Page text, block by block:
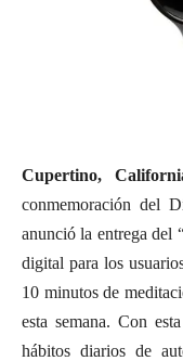
Cupertino,
conmemoración del
anunció la entrega del
digital para los
10 minutos de
esta semana. Con
hábitos diarios de